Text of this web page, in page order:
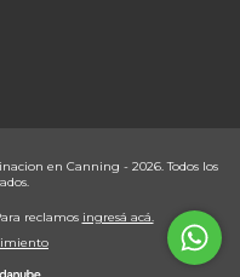
en Canning - 2026. Todos los
reclamos ingresá acá.